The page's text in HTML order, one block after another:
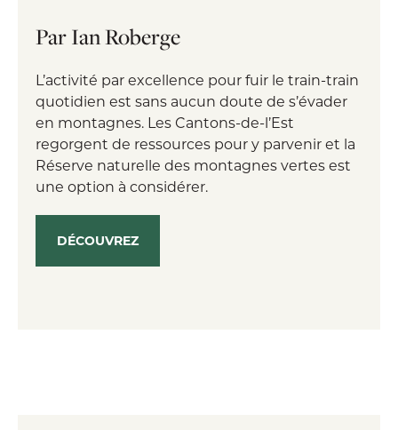
Par Ian Roberge
L’activité par excellence pour fuir le train-train
quotidien est sans aucun doute de s’évader
en montagnes. Les Cantons-de-l’Est
regorgent de ressources pour y parvenir et la
Réserve naturelle des montagnes vertes est
une option à considérer.
DÉCOUVREZ